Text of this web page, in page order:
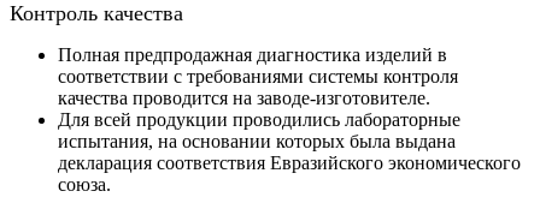
Контроль качества
Полная предпродажная диагностика изделий в
соответствии с требованиями системы контроля
качества проводится на заводе-изготовителе.
Для всей продукции проводились лабораторные
испытания, на основании которых была выдана
декларация соответствия Евразийского экономического
союза.